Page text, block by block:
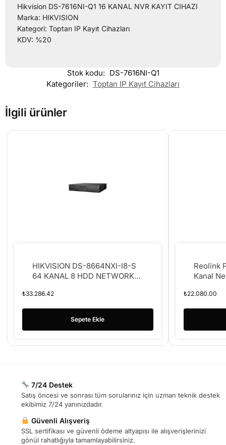
Hikvision DS-7616NI-Q1 16 KANAL NVR KAYIT CIHAZI
Marka: HIKVISION
Kategori: Toptan IP Kayıt Cihazları
KDV: %20
Stok kodu: DS-7616NI-Q1
Kategoriler: Toptan IP Kayıt Cihazları
İlgili ürünler
HIKVISION DS-8664NXI-I8-S
64 KANAL 8 HDD NETWORK
₺33.286.42
Sepete Ekle
Reolink
Kanal
₺22.080.00
7/24 Destek
Satış öncesi ve sonrası tüm sorularınız için uzman teknik destek
ekibimiz 7/24 yanınızdadır.
Güvenli Alışveriş
SSL sertifikası ve güvenli ödeme altyapısı ile alışverişlerinizi
gönül rahatlığıyla tamamlayabilirsiniz.